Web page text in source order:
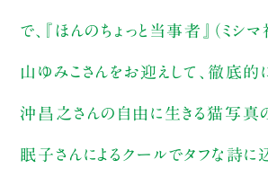
で、『ほんのちょっと当事者』（ミシ
山ゆみこさんをお迎えして、徹底的
沖昌之さんの自由に生きる猫写真
眠子さんによるクールでタフな詩に